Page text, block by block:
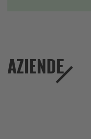
AZIENDE